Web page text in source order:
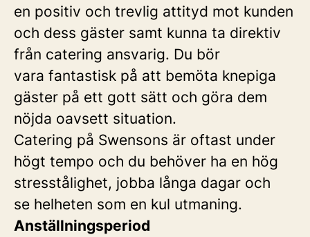
en positiv och trevlig attityd mot kunden
och dess gäster samt kunna ta direktiv
från catering ansvarig. Du bör
vara fantastisk på att bemöta knepiga
gäster på ett gott sätt och göra dem
nöjda oavsett situation.
Catering på Swensons är oftast under
högt tempo och du behöver ha en hög
stresstålighet, jobba långa dagar och
se helheten som en kul utmaning.
Anställningsperiod